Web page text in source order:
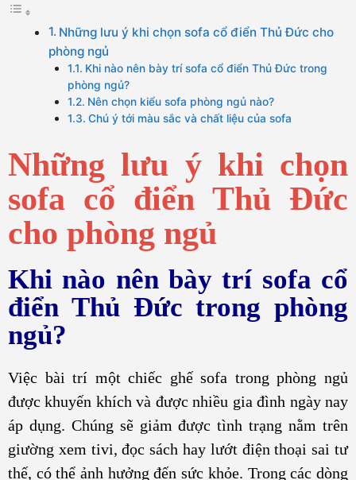
Những lưu ý khi chọn sofa cổ điển Thủ Đức cho
phòng ngủ
Khi nào nên bày trí sofa cổ điển Thủ Đức trong
phòng ngủ?
Nên chọn kiểu sofa phòng ngủ nào?
Chú ý tới màu sắc và chất liệu của sofa
Những lưu ý khi chọn
sofa cổ điển Thủ Đức
cho phòng ngủ
Khi nào nên bày trí sofa cổ
điển Thủ Đức trong phòng
ngủ?
Việc bài trí một chiếc ghế sofa trong phòng ngủ
được khuyến khích và được nhiều gia đình ngày nay
áp dụng. Chúng sẽ giảm được tình trạng nằm trên
giường xem tivi, đọc sách hay lướt điện thoại sai tư
thế, có thể ảnh hưởng đến sức khỏe. Trong các dòng